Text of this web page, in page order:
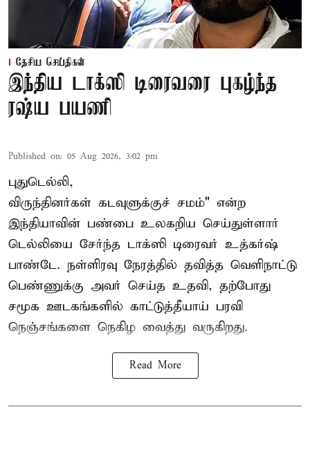
தேசிய செய்திகள்
இந்திய டாக்ஸி டிரைவரை புகழ்ந்த
ரஷ்ய பயணி
Published on: 05 Aug 2026, 3:02 pm
புதுடெல்லி,
விருந்தினர்கள் கடவுளுக்குச் சமம்" என்ற
இந்தியாவின் பண்பை உலகறிய செய்துள்ளார்
டெல்லியை சேர்ந்த டாக்ஸி டிரைவர் உத்கர்ஷ்
பாண்டே. நள்ளிரவு நேரத்தில் தவித்த வெளிநாட்டு
பெண்ணுக்கு அவர் செய்த உதவி, தற்போது
சமூக ஊடகங்களில் காட்டுத்தீயாய் பரவி
நெஞ்சங்களை நெகிழ வைத்து வருகிறது.
Read More